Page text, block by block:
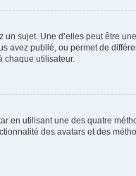
sujet. Une d’elles peut être
publié, ou permet de
chaque utilisateur.
en utilisant une des quatre
des avatars et des